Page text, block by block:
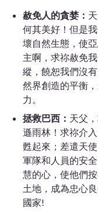
赦免人的貪婪：
何其美好！但是
壞自然生態，使
主啊，求祢赦免
縱，饒恕我們沒
然界創造的平衡
力。
拯救巴西： 天父
遜雨林！求祢介
甦起來；差遣天
軍隊和人員的安
慧的心，使他們
土地，成為忠心
國家!